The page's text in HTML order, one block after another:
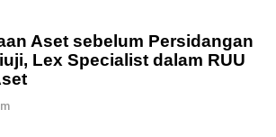
Aset sebelum Persidangan
Lex Specialist dalam RUU